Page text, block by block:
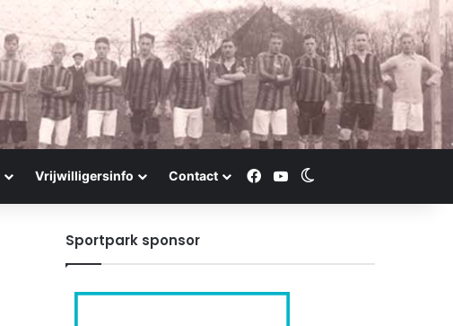
Vrijwilligersinfo Contact Facebook
YouTube
Sportpark sponsor